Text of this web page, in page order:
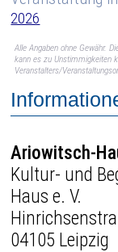
2026
Alle Angaben ohne Gewähr.
kann es zu Unstimmigkeiten
Veranstalters/
Ariowitsch-
Kultur- und
Haus e. V.
04105 Leipzig